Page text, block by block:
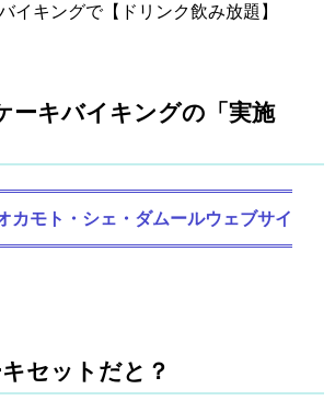
イキングで【ドリンク飲み放題】
ーキバイキングの「実施
カモト・シェ・ダムールウェブサイ
セットだと？